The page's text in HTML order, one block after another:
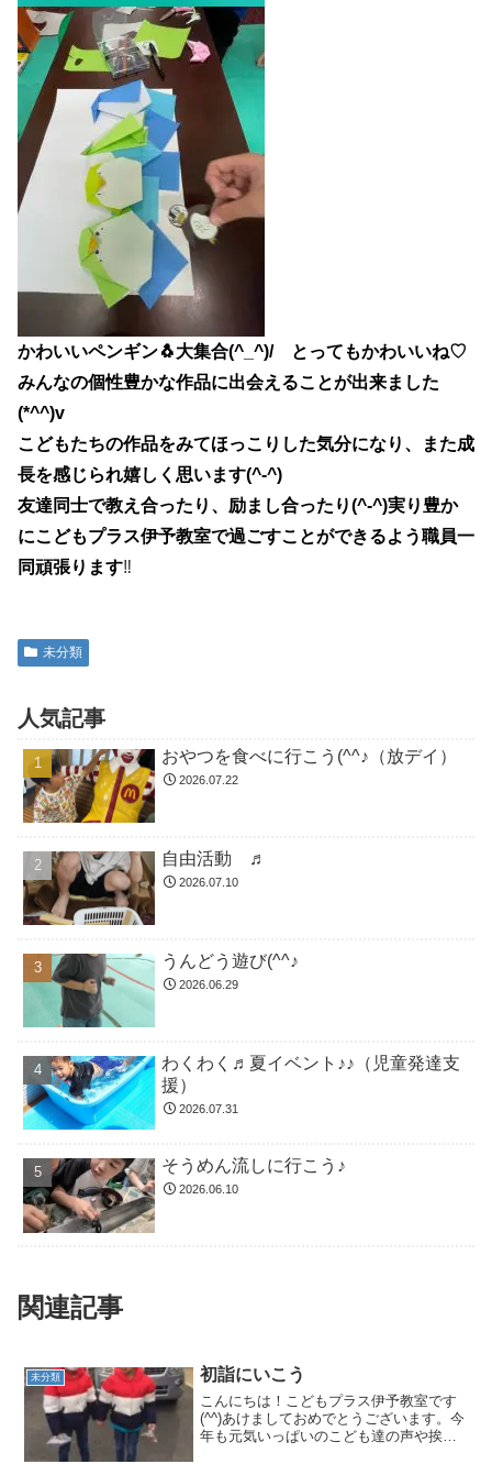
かわいいペンギン🐧大集合(^_^)/ とってもかわいいね♡
みんなの個性豊かな作品に出会えることが出来ました
(*^^)v
こどもたちの作品をみてほっこりした気分になり、また成
長を感じられ嬉しく思います(^-^)
友達同士で教え合ったり、励まし合ったり(^-^)実り豊か
にこどもプラス伊予教室で過ごすことができるよう職員一
同頑張ります‼
未分類
人気記事
おやつを食べに行こう(^^♪（放デイ）
2026.07.22
自由活動 ♬
2026.07.10
うんどう遊び(^^♪
2026.06.29
わくわく♬夏イベント♪♪（児童発達支
援）
2026.07.31
そうめん流しに行こう♪
2026.06.10
関連記事
未分類 初詣にいこう
こんにちは！こどもプラス伊予教室です
(^^)あけましておめでとうございます。今
年も元気いっぱいのこども達の声や挨拶